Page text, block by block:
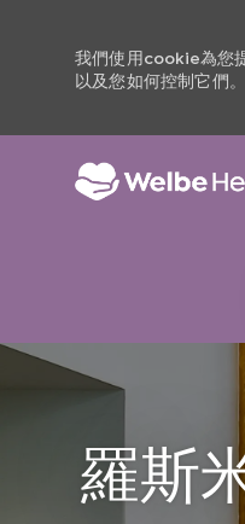
我們使用cookie為您
以及您如何控制它們。
羅斯